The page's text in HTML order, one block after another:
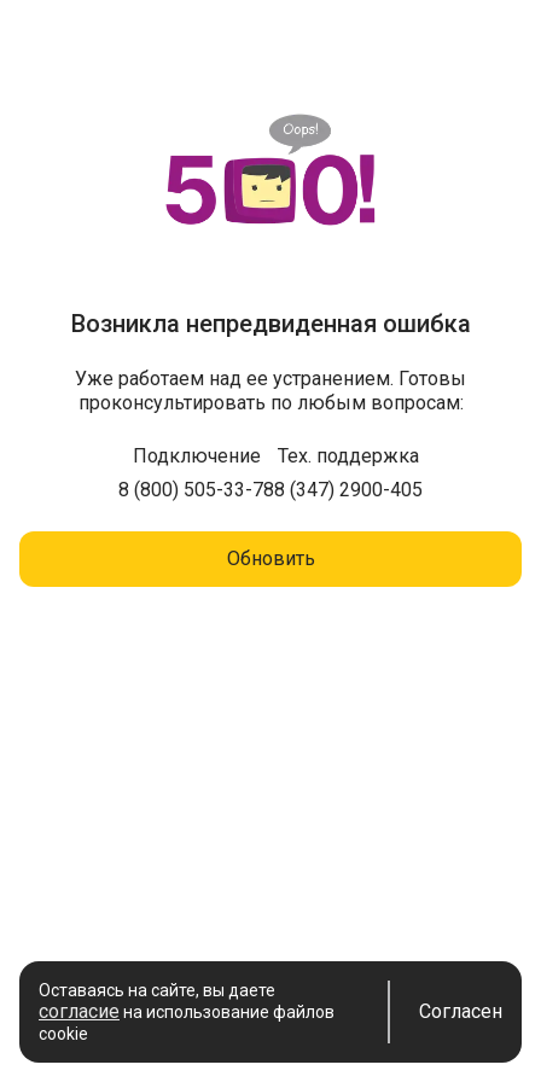
Возникла непредвиденная ошибка
Уже работаем над ее устранением. Готовы
проконсультировать по любым вопросам:
Подключение
8 (800) 505-33-78
Тех. поддержка
8 (347) 2900-405
Обновить
Оставаясь на сайте, вы даете
согласие на использование файлов
cookie
Согласен